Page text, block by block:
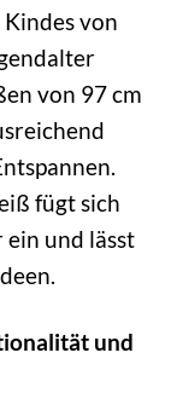
von
von 97 cm
fügt sich
und lässt
und